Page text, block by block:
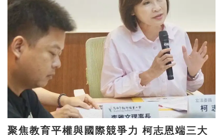
聚焦教育平權與國際競爭力 柯志恩端三大